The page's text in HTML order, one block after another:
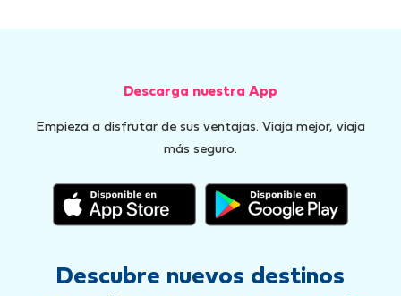
Descarga nuestra App
Empieza a disfrutar de sus ventajas. Viaja mejor, viaja
más seguro.
Descubre nuevos destinos